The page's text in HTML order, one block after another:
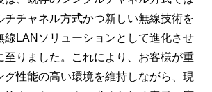
チチャネル方式かつ新しい無線技術を
線LANソリューションとして進化させ
至りました。これにより、お客様が重
グ性能の高い環境を維持しながら、現